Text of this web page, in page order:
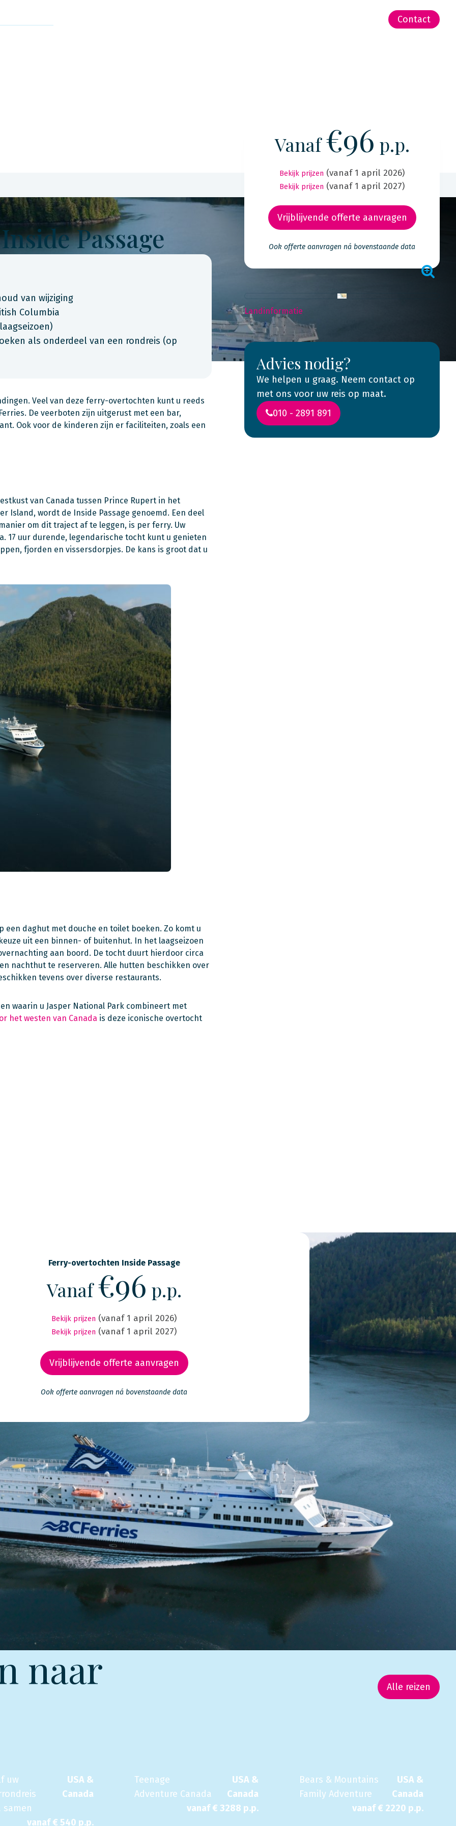
Contact
Passage
van wijziging
Columbia
als onderdeel van een rondreis (op
Veel van deze ferry-overtochten kunt u reeds
De veerboten zijn uitgerust met een bar,
Ook voor de kinderen zijn er faciliteiten, zoals een
van Canada tussen Prince Rupert in het
Island, wordt de Inside Passage genoemd. Een deel
om dit traject af te leggen, is per ferry. Uw
17 uur durende, legendarische tocht kunt u genieten
fjorden en vissersdorpjes. De kans is groot dat u
daghut met douche en toilet boeken. Zo komt u
uit een binnen- of buitenhut. In het laagseizoen
aan boord. De tocht duurt hierdoor circa
nachthut te reserveren. Alle hutten beschikken over
tevens over diverse restaurants.
waarin u Jasper National Park combineert met
het westen van Canada is deze iconische overtocht
Vanaf€96 p.p.
Bekijk prijzen (vanaf 1 april 2026)
Bekijk prijzen (vanaf 1 april 2027)
Vrijblijvende offerte aanvragen
Ook offerte aanvragen ná bovenstaande data
Landinformatie
Advies nodig?
We helpen u graag. Neem contact op
met ons voor uw reis op maat.
010 - 2891 891
Ferry-overtochten Inside Passage
Vanaf€96 p.p.
Bekijk prijzen (vanaf 1 april 2026)
Bekijk prijzen (vanaf 1 april 2027)
Vrijblijvende offerte aanvragen
Ook offerte aanvragen ná bovenstaande data
naar Alle reizen
uw
samen
USA &
Canada
vanaf € 540 p.p.
Teenage
Adventure Canada
USA &
Canada
vanaf € 3288 p.p.
Bears & Mountains
Family Adventure
USA &
Canada
vanaf € 2220 p.p.